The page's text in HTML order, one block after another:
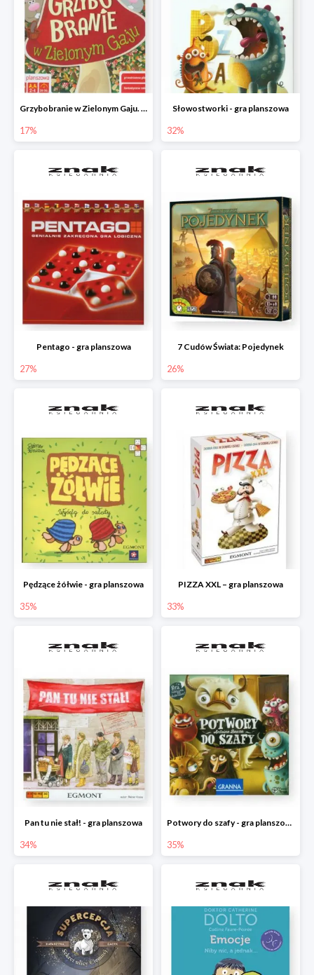
Grzybobranie w Zielonym Gaju. Gra planszowa
17%
Słowostworki - gra planszowa
32%
Pentago - gra planszowa
27%
7 Cudów Świata: Pojedynek
26%
Pędzące żółwie - gra planszowa
35%
PIZZA XXL – gra planszowa
33%
Pan tu nie stał! - gra planszowa
34%
Potwory do szafy - gra planszowa
35%